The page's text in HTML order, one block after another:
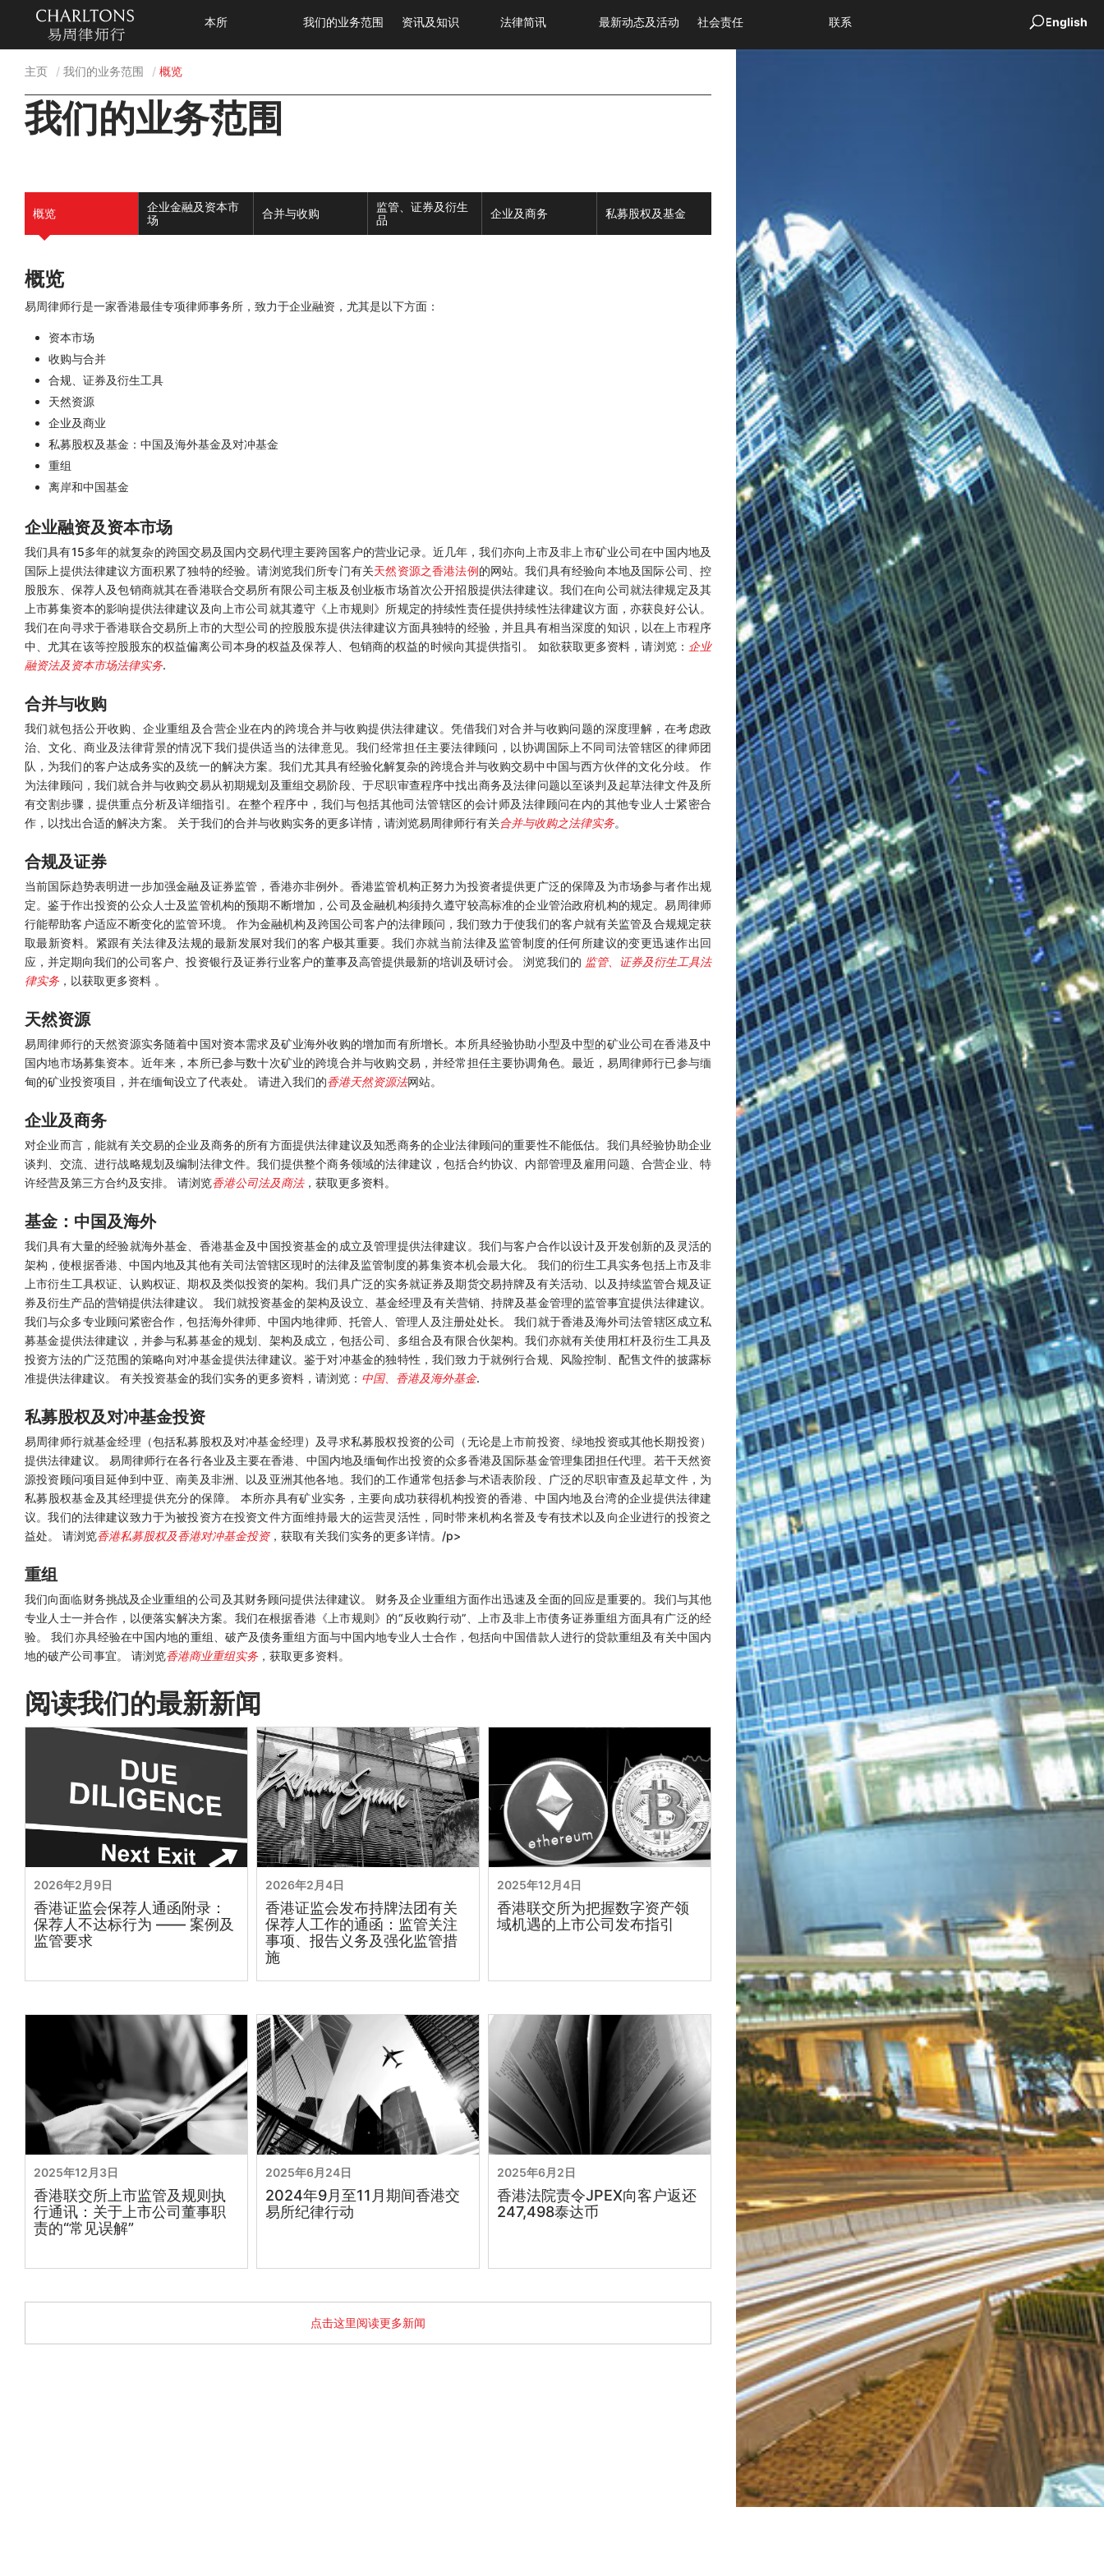
English
本所 我们的业务范围 资讯及知识 法律简讯 最新动态及活动 社会责任 联系
主页 我们的业务范围 概览
我们的业务范围
概览
企业金融及资本市
场
合并与收购
监管、证券及衍生
品
企业及商务 私募股权及基金
概览
易周律师行是一家香港最佳专项律师事务所，致力于企业融资，尤其是以下方面：
资本市场
收购与合并
合规、证券及衍生工具
天然资源
企业及商业
私募股权及基金：中国及海外基金及对冲基金
重组
离岸和中国基金
企业融资及资本市场
我们具有15多年的就复杂的跨国交易及国内交易代理主要跨国客户的营业记录。近几年，我们亦向上市及非上市矿业公司在中国内地及
国际上提供法律建议方面积累了独特的经验。请浏览我们所专门有关天然资源之香港法例的网站。我们具有经验向本地及国际公司、控
股股东、保荐人及包销商就其在香港联合交易所有限公司主板及创业板市场首次公开招股提供法律建议。我们在向公司就法律规定及其
上市募集资本的影响提供法律建议及向上市公司就其遵守《上市规则》所规定的持续性责任提供持续性法律建议方面，亦获良好公认。
我们在向寻求于香港联合交易所上市的大型公司的控股股东提供法律建议方面具独特的经验，并且具有相当深度的知识，以在上市程序
中、尤其在该等控股股东的权益偏离公司本身的权益及保荐人、包销商的权益的时候向其提供指引。 如欲获取更多资料，请浏览： 企业
融资法及资本市场法律实务.
合并与收购
我们就包括公开收购、企业重组及合营企业在内的跨境合并与收购提供法律建议。凭借我们对合并与收购问题的深度理解，在考虑政
治、文化、商业及法律背景的情况下我们提供适当的法律意见。我们经常担任主要法律顾问，以协调国际上不同司法管辖区的律师团
队，为我们的客户达成务实的及统一的解决方案。我们尤其具有经验化解复杂的跨境合并与收购交易中中国与西方伙伴的文化分歧。 作
为法律顾问，我们就合并与收购交易从初期规划及重组交易阶段、于尽职审查程序中找出商务及法律问题以至谈判及起草法律文件及所
有交割步骤，提供重点分析及详细指引。在整个程序中，我们与包括其他司法管辖区的会计师及法律顾问在内的其他专业人士紧密合
作，以找出合适的解决方案。 关于我们的合并与收购实务的更多详情，请浏览易周律师行有关合并与收购之法律实务。
合规及证券
当前国际趋势表明进一步加强金融及证券监管，香港亦非例外。香港监管机构正努力为投资者提供更广泛的保障及为市场参与者作出规
定。鉴于作出投资的公众人士及监管机构的预期不断增加，公司及金融机构须持久遵守较高标准的企业管治政府机构的规定。易周律师
行能帮助客户适应不断变化的监管环境。 作为金融机构及跨国公司客户的法律顾问，我们致力于使我们的客户就有关监管及合规规定获
取最新资料。紧跟有关法律及法规的最新发展对我们的客户极其重要。我们亦就当前法律及监管制度的任何所建议的变更迅速作出回
应，并定期向我们的公司客户、投资银行及证券行业客户的董事及高管提供最新的培训及研讨会。 浏览我们的 监管、证券及衍生工具法
律实务，以获取更多资料 。
天然资源
易周律师行的天然资源实务随着中国对资本需求及矿业海外收购的增加而有所增长。本所具经验协助小型及中型的矿业公司在香港及中
国内地市场募集资本。近年来，本所已参与数十次矿业的跨境合并与收购交易，并经常担任主要协调角色。最近，易周律师行已参与缅
甸的矿业投资项目，并在缅甸设立了代表处。 请进入我们的香港天然资源法网站。
企业及商务
对企业而言，能就有关交易的企业及商务的所有方面提供法律建议及知悉商务的企业法律顾问的重要性不能低估。我们具经验协助企业
谈判、交流、进行战略规划及编制法律文件。我们提供整个商务领域的法律建议，包括合约协议、内部管理及雇用问题、合营企业、特
许经营及第三方合约及安排。 请浏览香港公司法及商法，获取更多资料。
基金：中国及海外
我们具有大量的经验就海外基金、香港基金及中国投资基金的成立及管理提供法律建议。我们与客户合作以设计及开发创新的及灵活的
架构，使根据香港、中国内地及其他有关司法管辖区现时的法律及监管制度的募集资本机会最大化。 我们的衍生工具实务包括上市及非
上市衍生工具权证、认购权证、期权及类似投资的架构。我们具广泛的实务就证券及期货交易持牌及有关活动、以及持续监管合规及证
券及衍生产品的营销提供法律建议。 我们就投资基金的架构及设立、基金经理及有关营销、持牌及基金管理的监管事宜提供法律建议。
我们与众多专业顾问紧密合作，包括海外律师、中国内地律师、托管人、管理人及注册处处长。 我们就于香港及海外司法管辖区成立私
募基金提供法律建议，并参与私募基金的规划、架构及成立，包括公司、多组合及有限合伙架构。我们亦就有关使用杠杆及衍生工具及
投资方法的广泛范围的策略向对冲基金提供法律建议。鉴于对冲基金的独特性，我们致力于就例行合规、风险控制、配售文件的披露标
准提供法律建议。 有关投资基金的我们实务的更多资料，请浏览： 中国、香港及海外基金.
私募股权及对冲基金投资
易周律师行就基金经理（包括私募股权及对冲基金经理）及寻求私募股权投资的公司（无论是上市前投资、绿地投资或其他长期投资）
提供法律建议。 易周律师行在各行各业及主要在香港、中国内地及缅甸作出投资的众多香港及国际基金管理集团担任代理。若干天然资
源投资顾问项目延伸到中亚、南美及非洲、以及亚洲其他各地。我们的工作通常包括参与术语表阶段、广泛的尽职审查及起草文件，为
私募股权基金及其经理提供充分的保障。 本所亦具有矿业实务，主要向成功获得机构投资的香港、中国内地及台湾的企业提供法律建
议。我们的法律建议致力于为被投资方在投资文件方面维持最大的运营灵活性，同时带来机构名誉及专有技术以及向企业进行的投资之
益处。 请浏览香港私募股权及香港对冲基金投资，获取有关我们实务的更多详情。/p>
重组
我们向面临财务挑战及企业重组的公司及其财务顾问提供法律建议。 财务及企业重组方面作出迅速及全面的回应是重要的。我们与其他
专业人士一并合作，以便落实解决方案。我们在根据香港《上市规则》的“反收购行动”、上市及非上市债务证券重组方面具有广泛的经
验。 我们亦具经验在中国内地的重组、破产及债务重组方面与中国内地专业人士合作，包括向中国借款人进行的贷款重组及有关中国内
地的破产公司事宜。 请浏览香港商业重组实务，获取更多资料。
阅读我们的最新新闻
香港证监会保荐人通函附录：
保荐人不达标行为 —— 案例及
监管要求
2026年2月9日
香港联交所上市监管及规则执
行通讯：关于上市公司董事职
责的“常见误解”
2025年12月3日
香港证监会发布持牌法团有关
保荐人工作的通函：监管关注
事项、报告义务及强化监管措
施
2026年2月4日
2024年9月至11月期间香港交
易所纪律行动
2025年6月24日
香港联交所为把握数字资产领
域机遇的上市公司发布指引
2025年12月4日
香港法院责令JPEX向客户返还
247,498泰达币
2025年6月2日
点击这里阅读更多新闻